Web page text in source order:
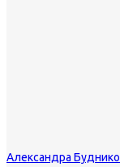
Александра